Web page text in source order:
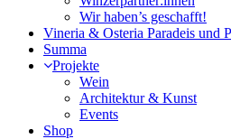
Wir haben’s geschafft!
Vineria & Osteria Paradeis und
Summa
Projekte
Wein
Architektur & Kunst
Events
Shop